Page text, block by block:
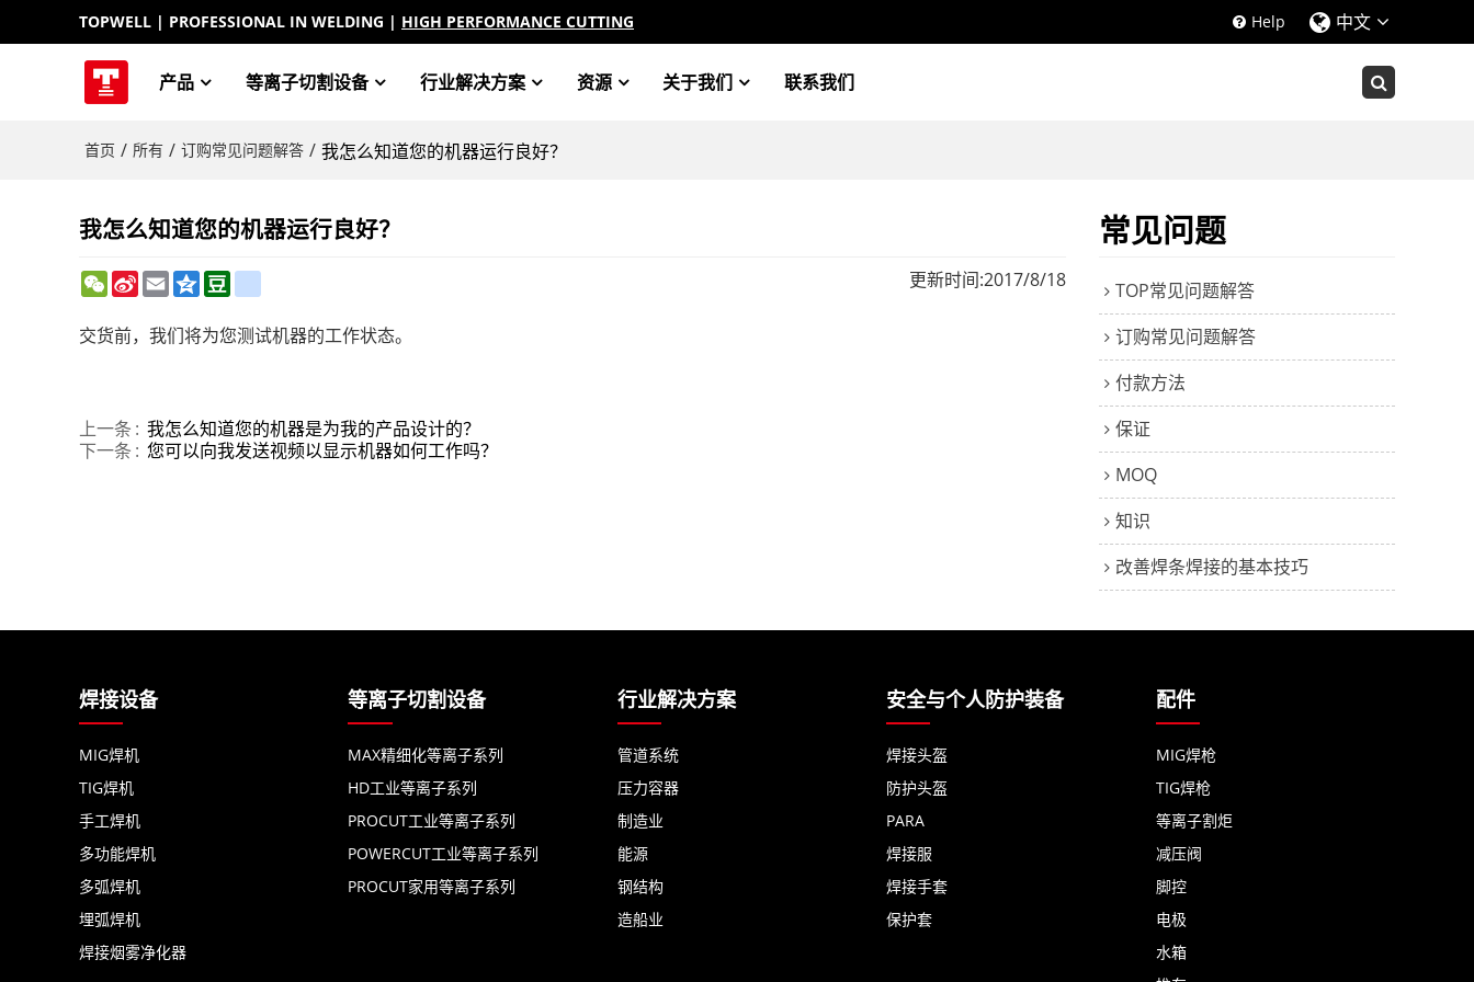
TOPWELL | PROFESSIONAL IN WELDING | HIGH PERFORMANCE CUTTING Help 中文
产品 等离子切割设备 行业解决方案 资源 关于我们 联系我们
首页 / 所有 / 订购常见问题解答 / 我怎么知道您的机器运行良好？
我怎么知道您的机器运行良好？
WeChat
Sina
Weibo
EmailQzoneDouban 更新时间:2017/8/18
交货前，我们将为您测试机器的工作状态。
上一条
我怎么知道您的机器是为我的产品设计的？
下一条
您可以向我发送视频以显示机器如何工作吗？
常见问题
TOP常见问题解答
订购常见问题解答
付款方法
保证
MOQ
知识
改善焊条焊接的基本技巧
焊接设备
MIG焊机
TIG焊机
手工焊机
多功能焊机
多弧焊机
埋弧焊机
焊接烟雾净化器
等离子切割设备
MAX精细化等离子系列
HD工业等离子系列
PROCUT工业等离子系列
POWERCUT工业等离子系列
PROCUT家用等离子系列
行业解决方案
管道系统
压力容器
制造业
能源
钢结构
造船业
安全与个人防护装备
焊接头盔
防护头盔
PARA
焊接服
焊接手套
保护套
配件
MIG焊枪
TIG焊枪
等离子割炬
减压阀
脚控
电极
水箱